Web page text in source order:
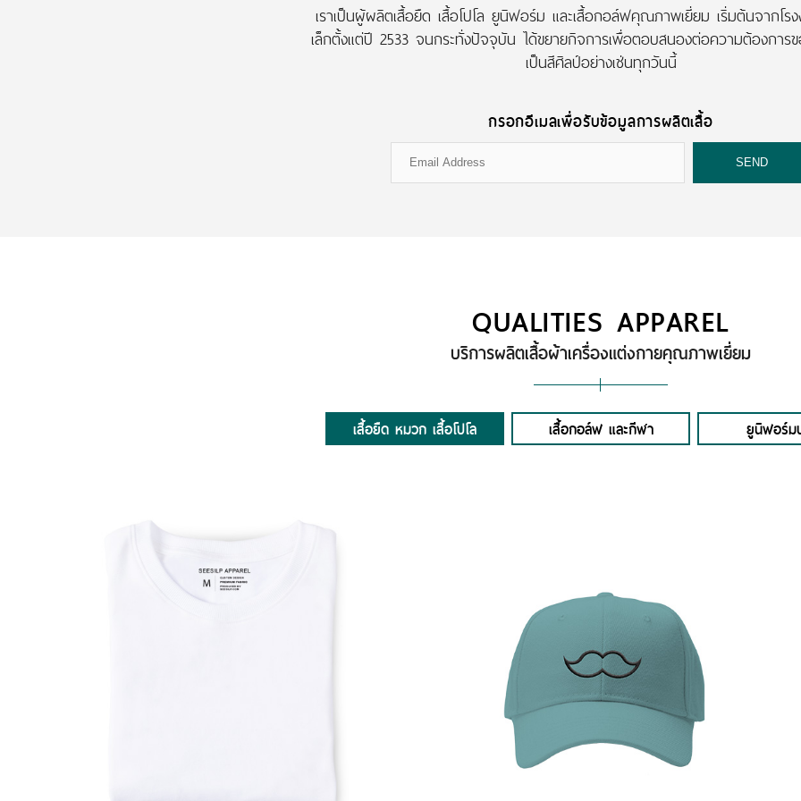
เราเป็นผู้ผลิตเสื้อยืด เสื้อโปโล ยูนิฟอร์ม และเสื้อกอล์ฟคุณภาพเยี่ยม เริ่มต้นจากโร
เล็กตั้งแต่ปี 2533 จนกระทั่งปัจจุบัน ได้ขยายกิจการเพื่อตอบสนองต่อความต้องการ
เป็นสีศิลป์อย่างเช่นทุกวันนี้
กรอกอีเมลเพื่อรับข้อมูลการผลิตเสื้อ
QUALITIES APPAREL
บริการผลิตเสื้อผ้าเครื่องแต่งกายคุณภาพเยี่ยม
เสื้อยืด หมวก เสื้อโปโล เสื้อกอล์ฟ และกีฬา ยูนิฟอร์ม